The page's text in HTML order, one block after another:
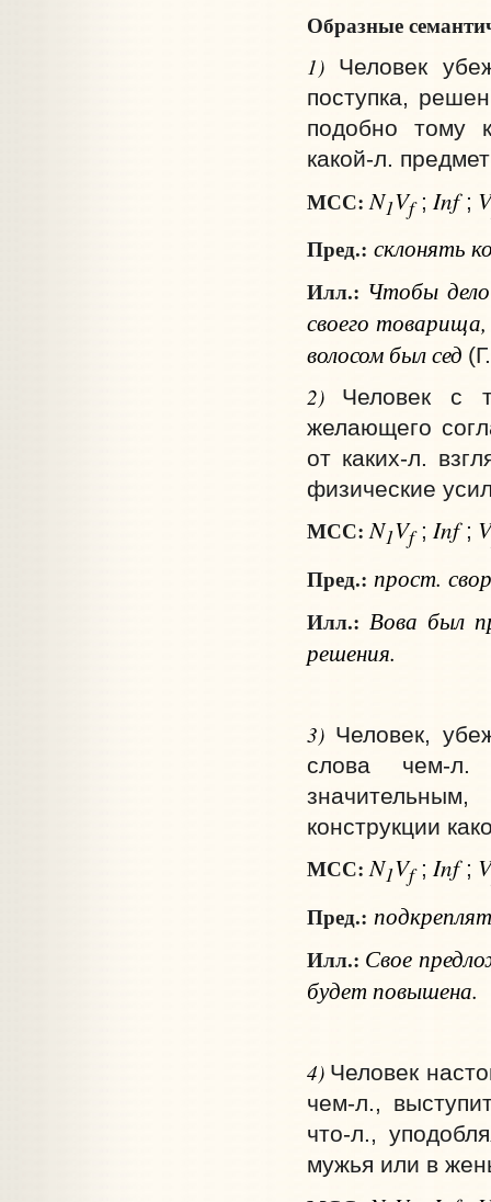
Образные
1) Человек
поступка,
подобно тому
какой‑л. предмет
МСС: N1Vf; Inf; V
Пред.: склонять
Илл.: Чтобы дело
своего
волосом был сед
2) Человек с
желающего
от каких‑л.
физические
МСС: N1Vf; Inf; V
Пред.: прост.
Илл.: Вова был
решения.
3) Человек,
слова чем‑л.
конструкции
МСС: N1Vf; Inf; V
Пред.:
Илл.: Свое
будет повышена.
4) Человек
чем‑л.,
что‑л.,
мужья или в